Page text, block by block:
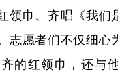
领巾、齐唱《我们
志愿者们不仅细心
的红领巾，还与